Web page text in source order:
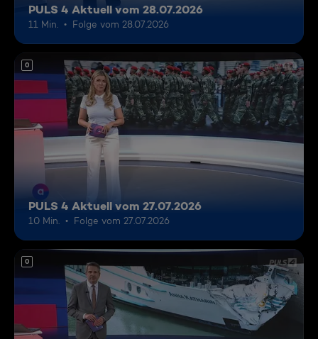
PULS 4 Aktuell vom 28.07.2026
11 Min. Folge vom 28.07.2026
0
PULS 4 Aktuell vom 27.07.2026
10 Min. Folge vom 27.07.2026
0